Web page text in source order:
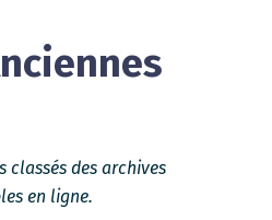
classés des archives
en ligne.